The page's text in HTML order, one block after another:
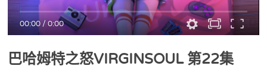
00:00/0:00
巴哈姆特之怒VIRGINSOUL第22集